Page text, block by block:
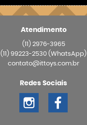
Atendimento
(11)2976-3965
(11) 99223-2530 (WhatsApp)
contato@ittoys.com.br
Redes Sociais